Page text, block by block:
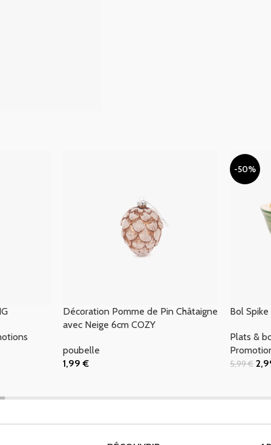
Décoration Pomme de Pin Châtaigne
avec Neige 6cm COZY
poubelle
1,99€
-50%
Bol
Plats &
5,99€